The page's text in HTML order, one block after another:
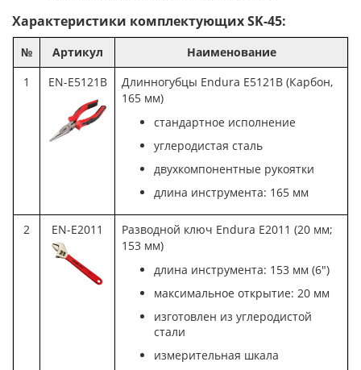
Характеристики комплектующих SK-45:
№ Артикул
Наименование
1
EN-E5121B
Длинногубцы Endura E5121B (Карбон,
165 мм)
стандартное исполнение
углеродистая сталь
двухкомпонентные рукоятки
длина инструмента: 165 мм
2 EN-E2011
Разводной ключ Endura E2011 (20 мм;
153 мм)
длина инструмента: 153 мм (6")
максимальное открытие: 20 мм
изготовлен из углеродистой
стали
измерительная шкала